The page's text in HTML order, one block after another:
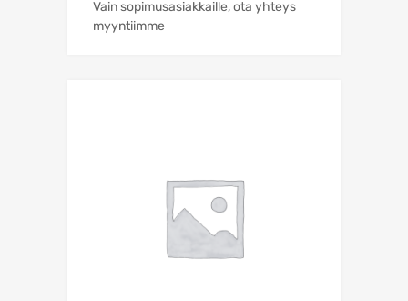
Vain sopimusasiakkaille, ota yhteys
myyntiimme